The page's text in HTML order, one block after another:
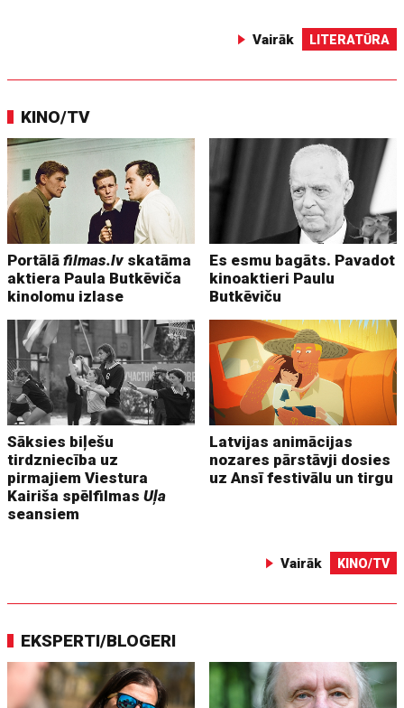
Vairāk LITERATŪRA
KINO/TV
Portālāfilmas.lv skatāma
aktiera Paula Butkēviča
kinolomu izlase
Es esmu bagāts. Pavadot
kinoaktieri Paulu
Butkēviču
Sāksies biļešu
tirdzniecība uz
pirmajiem Viestura
Kairiša spēlfilmasUļa
seansiem
Latvijas animācijas
nozares pārstāvji dosies
uz Ansī festivālu un tirgu
Vairāk KINO/TV
EKSPERTI/BLOGERI